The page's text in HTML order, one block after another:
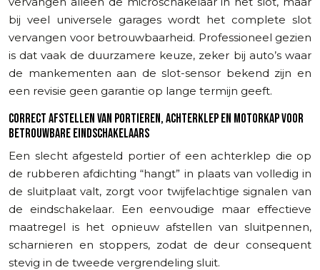
bij veel universele garages wordt het complete slot
vervangen voor betrouwbaarheid. Professioneel gezien
is dat vaak de duurzamere keuze, zeker bij auto’s waar
de mankementen aan de slot-sensor bekend zijn en
een revisie geen garantie op lange termijn geeft.
CORRECT AFSTELLEN VAN PORTIEREN, ACHTERKLEP EN MOTORKAP VOOR
BETROUWBARE EINDSCHAKELAARS
Een slecht afgesteld portier of een achterklep die op
de rubberen afdichting “hangt” in plaats van volledig in
de sluitplaat valt, zorgt voor twijfelachtige signalen van
de eindschakelaar. Een eenvoudige maar effectieve
maatregel is het opnieuw afstellen van sluitpennen,
scharnieren en stoppers, zodat de deur consequent
stevig in de tweede vergrendeling sluit.